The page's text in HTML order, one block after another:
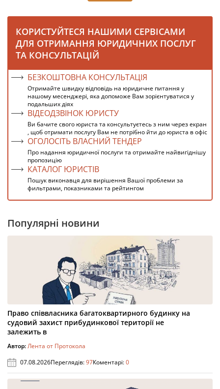
КОРИСТУЙТЕСЯ НАШИМИ СЕРВІСАМИ
ДЛЯ ОТРИМАННЯ ЮРИДИЧНИХ ПОСЛУГ
ТА КОНСУЛЬТАЦІЙ
БЕЗКОШТОВНА КОНСУЛЬТАЦІЯ
Отримайте швидку відповідь на юридичне питання у
нашому месенджері, яка допоможе Вам зорієнтуватися у
подальших діях
ВІДЕОДЗВІНОК ЮРИСТУ
Ви бачите свого юриста та консультуєтесь з ним через екран
, щоб отримати послугу Вам не потрібно йти до юриста в офіс
ОГОЛОСІТЬ ВЛАСНИЙ ТЕНДЕР
Про надання юридичної послуги та отримайте найвигіднішу
пропозицію
КАТАЛОГ ЮРИСТІВ
Пошук виконавця для вирішення Вашої проблеми за
фильтрами, показниками та рейтингом
Популярні новини
Право співвласника багатоквартирного будинку на
судовий захист прибудинкової території не
залежить в
Автор:Лента от Протокола
07.08.2026Переглядів:97Коментарі:0